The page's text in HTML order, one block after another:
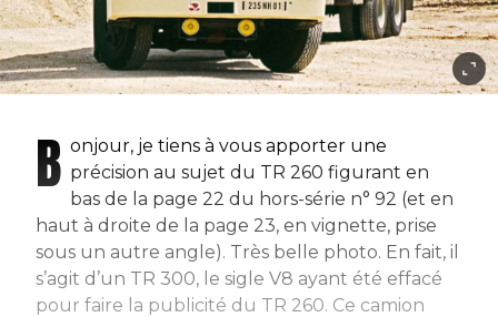
B onjour, je tiens à vous apporter une
précision au sujet du TR 260 figurant en
bas de la page 22 du hors-série n° 92 (et en
haut à droite de la page 23, en vignette, prise
sous un autre angle). Très belle photo. En fait, il
s’agit d’un TR 300, le sigle V8 ayant été effacé
pour faire la publicité du TR 260. Ce camion